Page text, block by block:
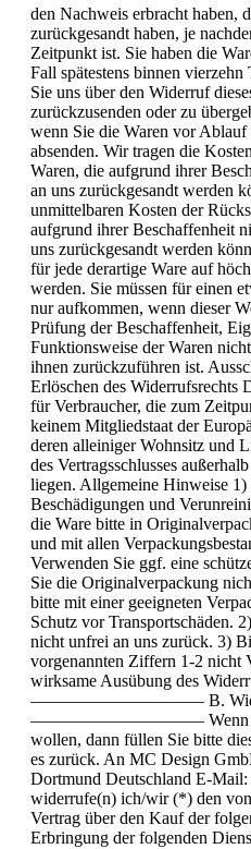
den Nachweis erbracht haben,
zurückgesandt haben, je
Zeitpunkt ist. Sie haben die
Fall spätestens binnen vierzehn
Sie uns über den Widerruf
zurückzusenden oder zu
wenn Sie die Waren vor
absenden. Wir tragen die
Waren, die aufgrund ihrer
an uns zurückgesandt werden
unmittelbaren Kosten der
aufgrund ihrer Beschaffenheit
uns zurückgesandt werden
für jede derartige Ware auf
werden. Sie müssen für einen
nur aufkommen, wenn dieser
Prüfung der Beschaffenheit,
Funktionsweise der Waren
ihnen zurückzuführen ist.
Erlöschen des Widerrufsrechts
für Verbraucher, die zum
keinem Mitgliedstaat der
deren alleiniger Wohnsitz und
des Vertragsschlusses
liegen. Allgemeine Hinweise
Beschädigungen und
die Ware bitte in
und mit allen
Verwenden Sie ggf. eine
Sie die Originalverpackung
bitte mit einer geeigneten
Schutz vor Transportschäden.
nicht unfrei an uns zurück. 3)
vorgenannten Ziffern 1-2 nicht
wirksame Ausübung des
–––––––––––––––––––– B.
––––––––––––––––––––
wollen, dann füllen Sie bitte
es zurück. An MC Design
Dortmund Deutschland E-
widerrufe(n) ich/wir (*) den
Vertrag über den Kauf der
Erbringung der folgenden